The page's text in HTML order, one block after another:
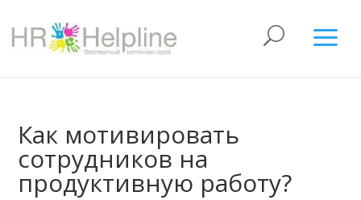
Как мотивировать
сотрудников на
продуктивную работу?